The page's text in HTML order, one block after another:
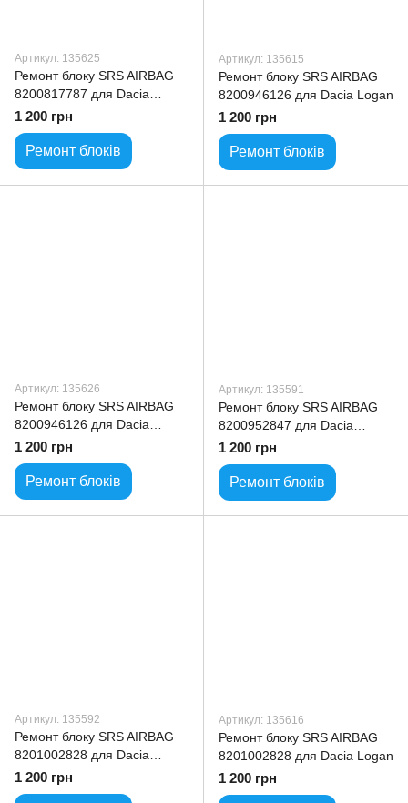
Артикул: 135625
Ремонт блоку SRS AIRBAG
8200817787 для Dacia
Sandero
1 200 грн
Ремонт блоків
Артикул: 135615
Ремонт блоку SRS AIRBAG
8200946126 для Dacia Logan
1 200 грн
Ремонт блоків
Артикул: 135626
Ремонт блоку SRS AIRBAG
8200946126 для Dacia
Sandero
1 200 грн
Ремонт блоків
Артикул: 135591
Ремонт блоку SRS AIRBAG
8200952847 для Dacia
Duster
1 200 грн
Ремонт блоків
Артикул: 135592
Ремонт блоку SRS AIRBAG
8201002828 для Dacia
Duster
1 200 грн
Артикул: 135616
Ремонт блоку SRS AIRBAG
8201002828 для Dacia Logan
1 200 грн